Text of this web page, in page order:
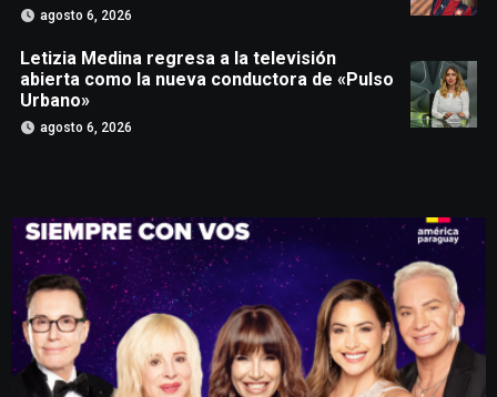
agosto 6, 2026
Letizia Medina regresa a la televisión
abierta como la nueva conductora de «Pulso
Urbano»
agosto 6, 2026